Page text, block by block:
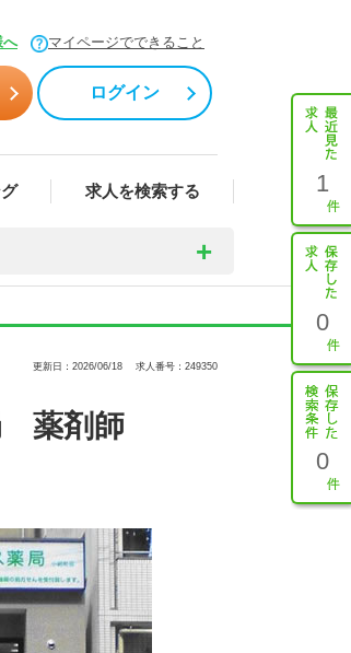
へ マイページでできること
ログイン
求人を検索する 1
0
0
更新日：2026/06/18 求人番号：249350
薬剤師